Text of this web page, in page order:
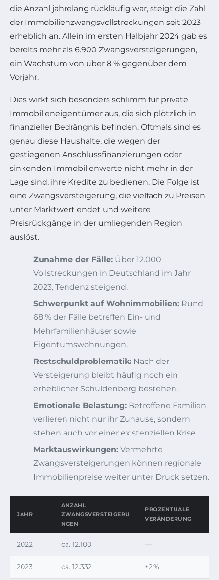
die Anzahl jahrelang rückläufig war, steigt die Zahl
der Immobilienzwangsvollstreckungen seit 2023
erheblich an. Allein im ersten Halbjahr 2024 gab es
bereits mehr als 6.900 Zwangsversteigerungen,
ein Wachstum von über 8 % gegenüber dem
Vorjahr.
Dies wirkt sich besonders schlimm für private
Immobilieneigentümer aus, die sich plötzlich in
finanzieller Bedrängnis befinden. Oftmals sind es
genau diese Haushalte, die wegen der
gestiegenen Anschlussfinanzierungen oder
sinkenden Immobilienwerte nicht mehr in der
Lage sind, ihre Kredite zu bedienen. Die Folge ist
eine Zwangsversteigerung, die vielfach zu Preisen
unter Marktwert endet und weitere
Preisrückgänge in der umliegenden Region
auslöst.
Zunahme der Fälle: Über 12.000
Vollstreckungen in Deutschland im Jahr
2023, Tendenz steigend.
Schwerpunkt auf Wohnimmobilien: Rund
68 % der Fälle betreffen Ein- und
Mehrfamilienhäuser sowie
Eigentumswohnungen.
Restschuldproblematik: Nach der
Versteigerung bleibt häufig noch ein
erheblicher Schuldenberg bestehen.
Emotionale Belastung: Betroffene Familien
verlieren nicht nur ihr Zuhause, sondern
stehen auch vor einer existenziellen Krise.
Marktauswirkungen: Vermehrte
Zwangsversteigerungen können regionale
Immobilienpreise weiter unter Druck setzen.
JAHR
ANZAHL
ZWANGSVERSTEIGERU
NGEN
PROZENTUALE
VERÄNDERUNG
2022 ca. 12.100 —
2023 ca. 12.332 +2 %